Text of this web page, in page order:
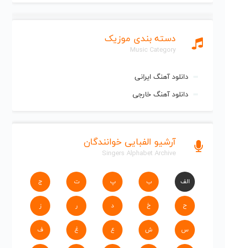
دسته بندی موزیک
Music Category
دانلود آهنگ ایرانی
دانلود آهنگ خارجی
آرشیو الفبایی خوانندگان
Singers Alphabet Archive
الف ب پ ت ج
ح خ د ر ز
س ش ع غ ف